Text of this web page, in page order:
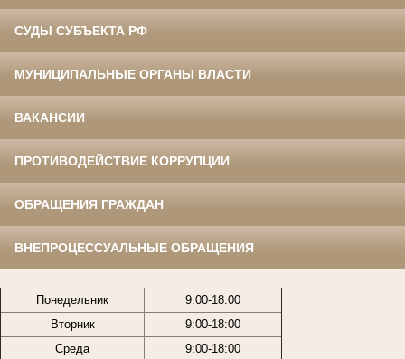
СУДЫ СУБЪЕКТА РФ
МУНИЦИПАЛЬНЫЕ ОРГАНЫ ВЛАСТИ
ВАКАНСИИ
ПРОТИВОДЕЙСТВИЕ КОРРУПЦИИ
ОБРАЩЕНИЯ ГРАЖДАН
ВНЕПРОЦЕССУАЛЬНЫЕ ОБРАЩЕНИЯ
Понедельник
9:00-18:00
Вторник
9:00-18:00
Среда
9:00-18:00